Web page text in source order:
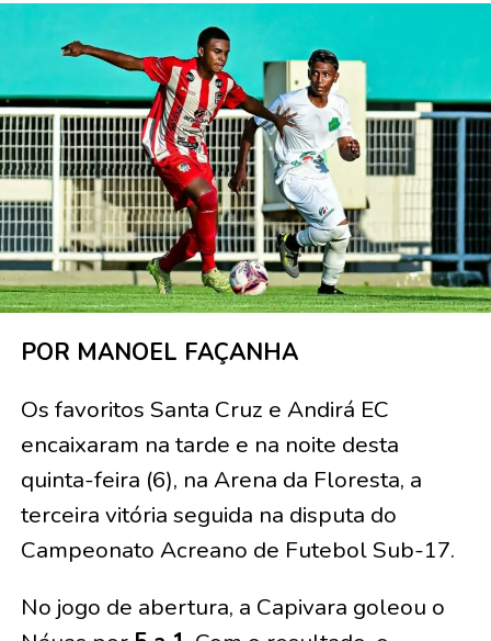
POR MANOEL FAÇANHA
Os favoritos Santa Cruz e Andirá EC
encaixaram na tarde e na noite desta
quinta-feira (6), na Arena da Floresta, a
terceira vitória seguida na disputa do
Campeonato Acreano de Futebol Sub-17.
No jogo de abertura, a Capivara goleou o